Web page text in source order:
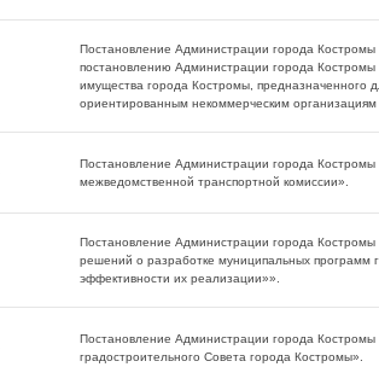
Постановление Администрации города
постановлению Администрации города
имущества города Костромы, предназначенного
ориентированным некоммерческим
Постановление Администрации города
межведомственной транспортной комиссии».
Постановление Администрации города
решений о разработке муниципальных программ
эффективности их реализации»».
Постановление Администрации города
градостроительного Совета города Костромы».